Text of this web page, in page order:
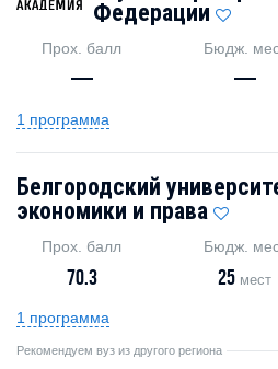
Федерации
Прох. балл
—
Бюдж.
—
1 программа
Белгородский
экономики и права
Прох. балл
70.3
Бюдж.
25 мест
1 программа
Рекомендуем вуз из другого региона